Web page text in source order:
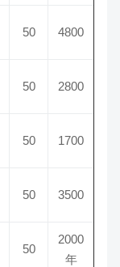
50 4800
50 2800
50 1700
50 3500
50
2000
年